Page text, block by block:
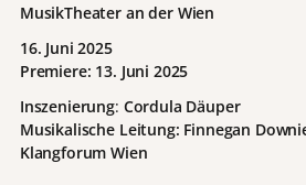
MusikTheater an der Wien
16. Juni 2025
Premiere: 13. Juni 2025
Inszenierung: Cordula Däuper
Musikalische Leitung: Finnegan
Klangforum Wien